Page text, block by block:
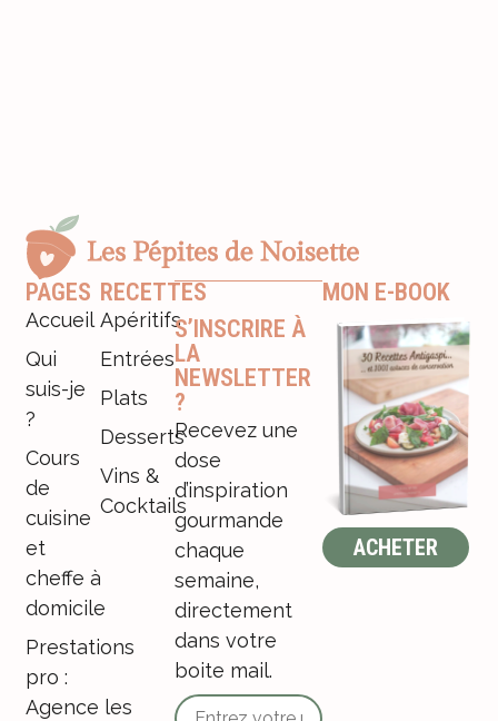
PAGES
Accueil
Qui
suis-je
?
Cours
de
cuisine
et
cheffe à
domicile
Prestations
pro :
Agence les
RECETTES
Apéritifs
Entrées
Plats
Desserts
Vins &
Cocktails
S’INSCRIRE À
LA
NEWSLETTER
?
Recevez une
dose
d’inspiration
gourmande
chaque
semaine,
directement
dans votre
boite mail.
MON E-BOOK
ACHETER